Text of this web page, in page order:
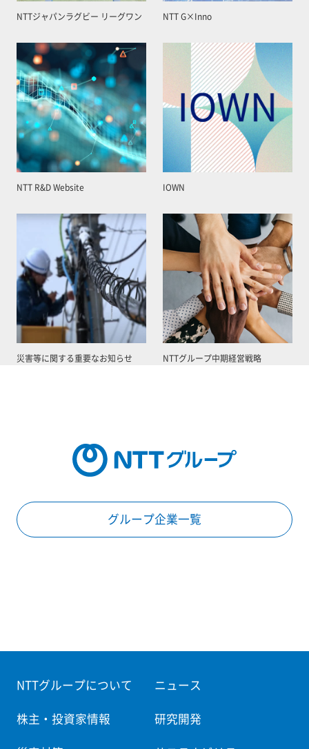
NTTジャパンラグビー リーグワン NTT G×Inno
NTT R&D Website IOWN
災害等に関する重要なお知らせ NTTグループ中期経営戦略
グループ企業一覧
NTTグループについて ニュース
株主・投資家情報 研究開発